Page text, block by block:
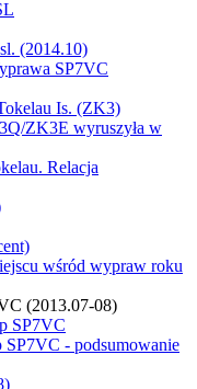
(2014.10)
SP7VC
Is. (ZK3)
ZK3E wyruszyła w
Relacja
wśród wypraw roku
(2013.07-08)
SP7VC
SP7VC - podsumowanie